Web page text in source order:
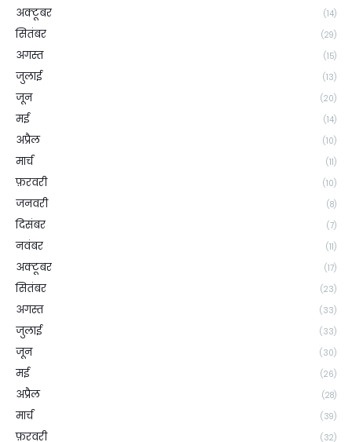
अक्टूबर (14)
सितंबर (29)
अगस्त (15)
जुलाई (13)
जून (20)
मई (14)
अप्रैल (10)
मार्च (11)
फ़रवरी (10)
जनवरी (8)
दिसंबर (7)
नवंबर (11)
अक्टूबर (17)
सितंबर (23)
अगस्त (33)
जुलाई (33)
जून (30)
मई (26)
अप्रैल (28)
मार्च (39)
फ़रवरी (32)